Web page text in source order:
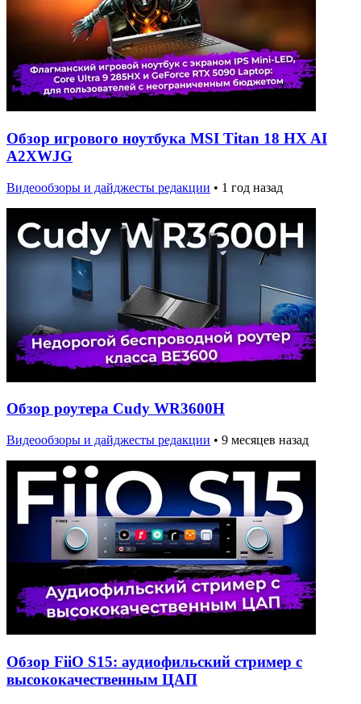
Обзор игрового ноутбука MSI Titan 18 HX AI
A2XWJG
Видеообзоры и дайджесты редакции • 1 год назад
Обзор роутера Cudy WR3600H
Видеообзоры и дайджесты редакции • 9 месяцев назад
Обзор FiiO S15: аудиофильский стример с
высококачественным ЦАП